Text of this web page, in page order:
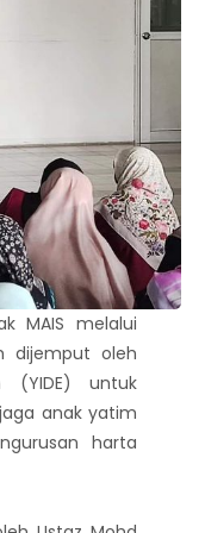
MAIS melalui
dijemput oleh
(YIDE) untuk
anak yatim
harta